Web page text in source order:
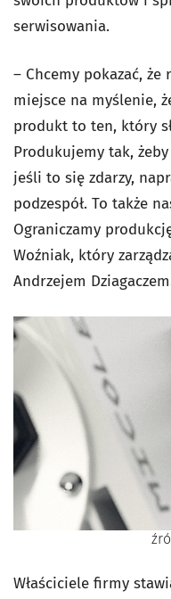
serwisowania.
– Chcemy pokazać, że
miejsce na myślenie,
produkt to ten, który
Produkujemy tak,
jeśli to się zdarzy,
podzespół. To także
Ograniczamy
Woźniak, który
Andrzejem
Właściciele firmy